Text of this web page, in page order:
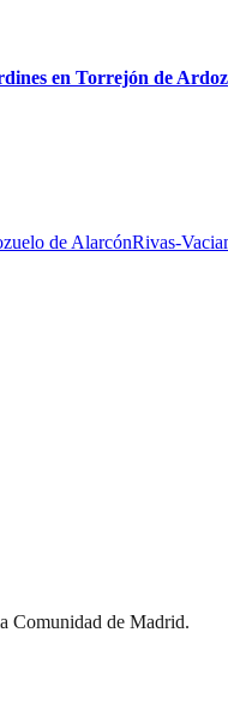
en Torrejón de Ardoz
de AlarcónRivas-
Comunidad de Madrid.